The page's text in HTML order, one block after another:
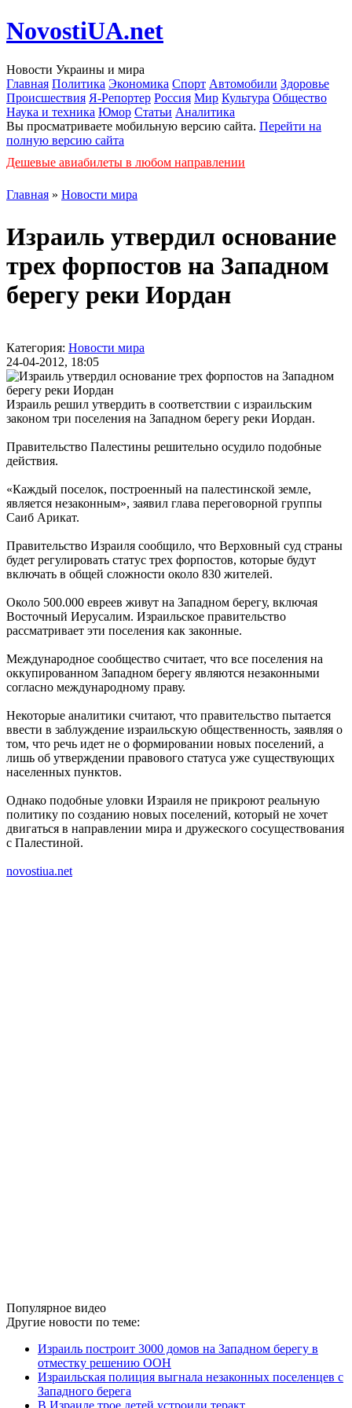
NovostiUA.net
Новости Украины и мира
Главная Политика Экономика Спорт Автомобили Здоровье
Происшествия Я-Репортер Россия Мир Культура Общество
Наука и техника Юмор Статьи Аналитика
Вы просматриваете мобильную версию сайта. Перейти на
полную версию сайта
Дешевые авиабилеты в любом направлении
Главная » Новости мира
Израиль утвердил основание
трех форпостов на Западном
берегу реки Иордан
Категория: Новости мира
24-04-2012, 18:05
Израиль решил утвердить в соответствии с израильским
законом три поселения на Западном берегу реки Иордан.
Правительство Палестины решительно осудило подобные
действия.
«Каждый поселок, построенный на палестинской земле,
является незаконным», заявил глава переговорной группы
Саиб Арикат.
Правительство Израиля сообщило, что Верховный суд страны
будет регулировать статус трех форпостов, которые будут
включать в общей сложности около 830 жителей.
Около 500.000 евреев живут на Западном берегу, включая
Восточный Иерусалим. Израильское правительство
рассматривает эти поселения как законные.
Международное сообщество считает, что все поселения на
оккупированном Западном берегу являются незаконными
согласно международному праву.
Некоторые аналитики считают, что правительство пытается
ввести в заблуждение израильскую общественность, заявляя о
том, что речь идет не о формировании новых поселений, а
лишь об утверждении правового статуса уже существующих
населенных пунктов.
Однако подобные уловки Израиля не прикроют реальную
политику по созданию новых поселений, который не хочет
двигаться в направлении мира и дружеского сосуществования
с Палестиной.
novostiua.net
Популярное видео
Другие новости по теме:
Израиль построит 3000 домов на Западном берегу в
отместку решению ООН
Израильская полиция выгнала незаконных поселенцев с
Западного берега
В Израиле трое детей устроили теракт